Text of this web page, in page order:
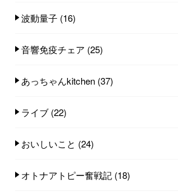
波動量子 (16)
音響免疫チェア (25)
あっちゃんkitchen (37)
ライブ (22)
おいしいこと (24)
オトナアトピー奮戦記 (18)